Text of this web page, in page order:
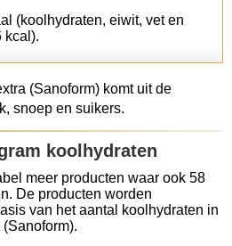
(koolhydraten, eiwit, vet en
kcal).
(Sanoform) komt uit de
snoep en suikers.
koolhydraten
meer producten waar ook 58
De producten worden
van het aantal koolhydraten in